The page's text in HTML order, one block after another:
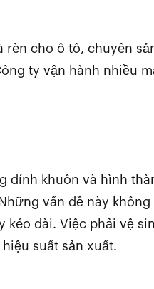
rèn cho ô tô, chuyên
ty vận hành nhiều
dính khuôn và hình
vấn đề này
dài. Việc phải vệ
suất sản xuất.